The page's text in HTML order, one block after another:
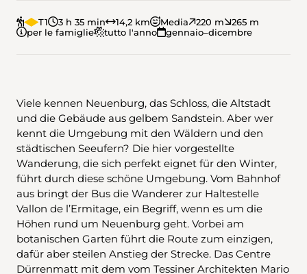
T1 3 h 35 min 14,2 km Media 220 m
265 m
per le famiglie
tutto l'anno gennaio–dicembre
Viele kennen Neuenburg, das Schloss, die Altstadt
und die Gebäude aus gelbem Sandstein. Aber wer
kennt die Umgebung mit den Wäldern und den
städtischen Seeufern? Die hier vorgestellte
Wanderung, die sich perfekt eignet für den Winter,
führt durch diese schöne Umgebung. Vom Bahnhof
aus bringt der Bus die Wanderer zur Haltestelle
Vallon de l’Ermitage, ein Begriff, wenn es um die
Höhen rund um Neuenburg geht. Vorbei am
botanischen Garten führt die Route zum einzigen,
dafür aber steilen Anstieg der Strecke. Das Centre
Dürrenmatt mit dem vom Tessiner Architekten Mario